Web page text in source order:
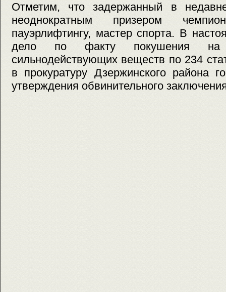
Отметим, что задержанный в
неоднократным призером
пауэрлифтингу, мастер спорта. В
дело по факту покушения на
сильнодействующих веществ по 234
в прокуратуру Дзержинского района
утверждения обвинительного